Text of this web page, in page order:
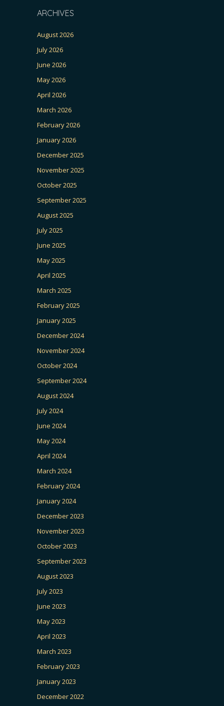
ARCHIVES
August 2026
July 2026
June 2026
May 2026
April 2026
March 2026
February 2026
January 2026
December 2025
November 2025
October 2025
September 2025
August 2025
July 2025
June 2025
May 2025
April 2025
March 2025
February 2025
January 2025
December 2024
November 2024
October 2024
September 2024
August 2024
July 2024
June 2024
May 2024
April 2024
March 2024
February 2024
January 2024
December 2023
November 2023
October 2023
September 2023
August 2023
July 2023
June 2023
May 2023
April 2023
March 2023
February 2023
January 2023
December 2022